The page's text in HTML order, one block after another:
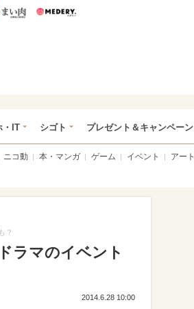
パン うまい肉
・IT シゴト プレゼント＆キャンペーン
ニコ動 本・マンガ ゲーム イベント アート
？
ラマのイベント
2014.6.28 10:00